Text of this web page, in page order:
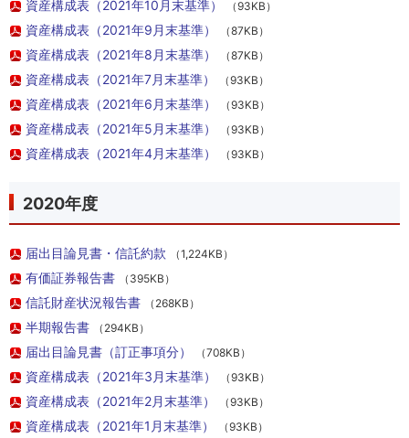
資産構成表（2021年10月末基準） （93KB）
資産構成表（2021年9月末基準） （87KB）
資産構成表（2021年8月末基準） （87KB）
資産構成表（2021年7月末基準） （93KB）
資産構成表（2021年6月末基準） （93KB）
資産構成表（2021年5月末基準） （93KB）
資産構成表（2021年4月末基準） （93KB）
2020年度
届出目論見書・信託約款 （1,224KB）
有価証券報告書 （395KB）
信託財産状況報告書 （268KB）
半期報告書 （294KB）
届出目論見書（訂正事項分） （708KB）
資産構成表（2021年3月末基準） （93KB）
資産構成表（2021年2月末基準） （93KB）
資産構成表（2021年1月末基準） （93KB）